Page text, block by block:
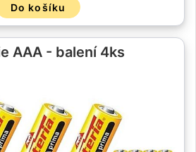
Do košíku
AAA - balení 4ks